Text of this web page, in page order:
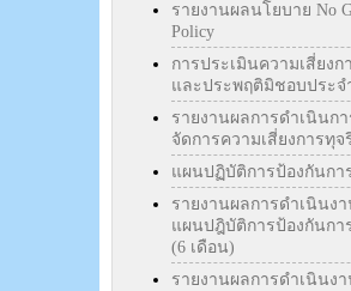
รายงานผลนโยบาย No
Policy
การประเมินความเสี่ยงก
และประพฤติมิชอบประจ
รายงานผลการดำเนินกา
จัดการความเสี่ยงการทุจ
แผนปฏิบัติการป้องกันกา
รายงานผลการดำเนินง
แผนปฎิบัติการป้องกันกา
(6 เดือน)
รายงานผลการดำเนินง